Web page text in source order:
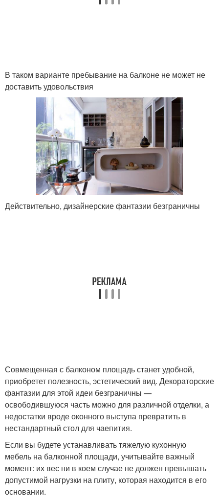
В таком варианте пребывание на балконе не может не
доставить удовольствия
Действительно, дизайнерские фантазии безграничны
Совмещенная с балконом площадь станет удобной,
приобретет полезность, эстетический вид. Декораторские
фантазии для этой идеи безграничны —
освободившуюся часть можно для различной отделки, а
недостатки вроде оконного выступа превратить в
нестандартный стол для чаепития.
Если вы будете устанавливать тяжелую кухонную
мебель на балконной площади, учитывайте важный
момент: их вес ни в коем случае не должен превышать
допустимой нагрузки на плиту, которая находится в его
основании.